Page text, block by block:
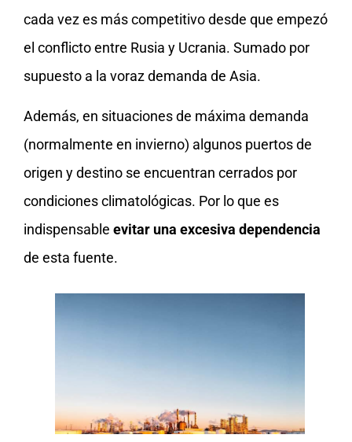
cada vez es más competitivo desde que empezó
el conflicto entre Rusia y Ucrania. Sumado por
supuesto a la voraz demanda de Asia.
Además, en situaciones de máxima demanda
(normalmente en invierno) algunos puertos de
origen y destino se encuentran cerrados por
condiciones climatológicas. Por lo que es
indispensable evitar una excesiva dependencia
de esta fuente.